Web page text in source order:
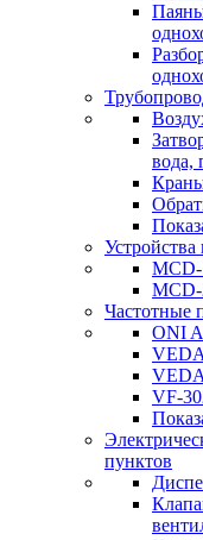
вода,
Устройства
MCD-
Частотные
ONI
VF-
пунктов